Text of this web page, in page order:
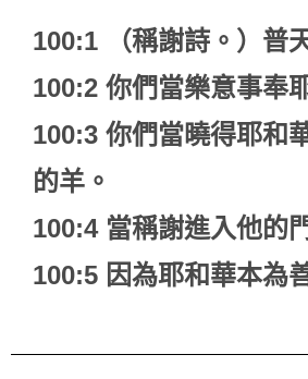
100:1 （稱謝詩。）普
100:2 你們當樂意事奉
100:3 你們當曉得耶和
的羊。
100:4 當稱謝進入他的
100:5 因為耶和華本為